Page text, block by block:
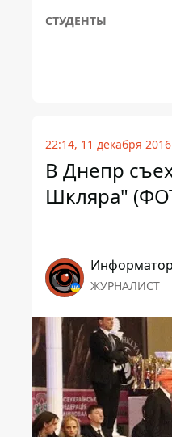
СТУДЕНТЫ
22:14, 11 декабря 2016
В Днепр
Шкляра"
ЖУРНАЛИСТ